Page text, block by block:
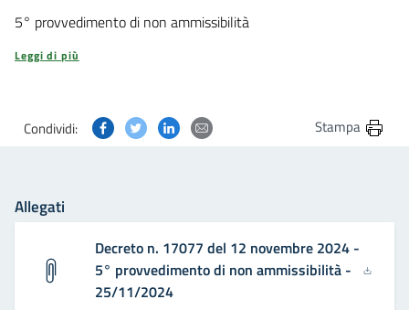
5° provvedimento di non ammissibilità
Leggi di più
Condividi: Condividi questa pagina su Facebook
Condividi questa pagina su Twitter
Condividi questa pagina su Linkedin
Condividi questa pagina via
Stampa
Allegati
Decreto n. 17077 del 12 novembre 2024 -
5° provvedimento di non ammissibilità -
25/11/2024